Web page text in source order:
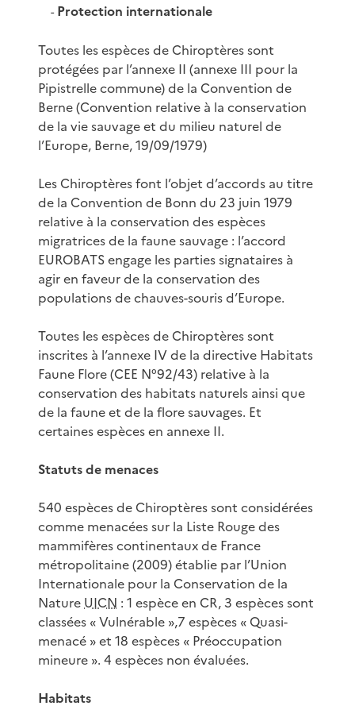
- Protection internationale
Toutes les espèces de Chiroptères sont
protégées par l’annexe II (annexe III pour la
Pipistrelle commune) de la Convention de
Berne (Convention relative à la conservation
de la vie sauvage et du milieu naturel de
l’Europe, Berne, 19/09/1979)
Les Chiroptères font l’objet d’accords au titre
de la Convention de Bonn du 23 juin 1979
relative à la conservation des espèces
migratrices de la faune sauvage : l’accord
EUROBATS engage les parties signataires à
agir en faveur de la conservation des
populations de chauves-souris d’Europe.
Toutes les espèces de Chiroptères sont
inscrites à l’annexe IV de la directive Habitats
Faune Flore (CEE N°92/43) relative à la
conservation des habitats naturels ainsi que
de la faune et de la flore sauvages. Et
certaines espèces en annexe II.
Statuts de menaces
540 espèces de Chiroptères sont considérées
comme menacées sur la Liste Rouge des
mammifères continentaux de France
métropolitaine (2009) établie par l’Union
Internationale pour la Conservation de la
Nature UICN : 1 espèce en CR, 3 espèces sont
classées « Vulnérable »,7 espèces « Quasi-
menacé » et 18 espèces « Préoccupation
mineure ». 4 espèces non évaluées.
Habitats